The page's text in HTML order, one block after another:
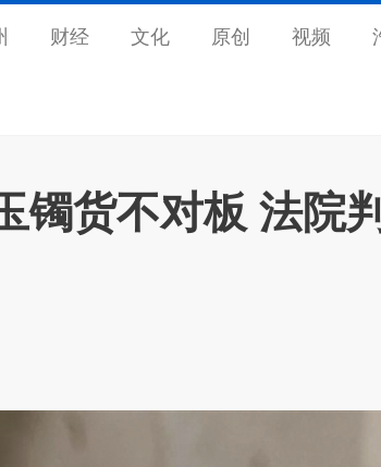
财经 文化 原创 视频
镯货不对板 法院